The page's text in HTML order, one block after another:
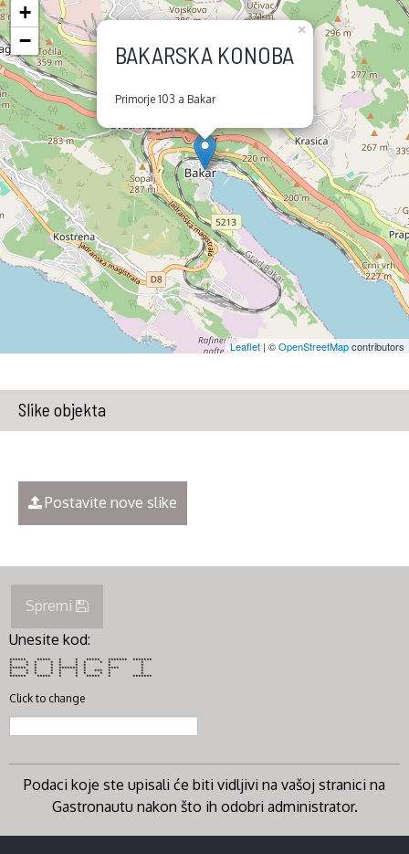
BAKARSKA KONOBA
Primorje 103 a Bakar
×
+
−
Leaflet | ©OpenStreetMapcontributors
Slike objekta
Postavite nove slike
Spremi
Unesite kod:
****** ***** * * ***** ******* *******
* * * * * * * * * *
* * * * * * * * *
****** * * ******* * **** *
* * * * * * * *** * *
* * * * * * * * * *
****** ***** * * ***** * *******
Click to change
Podaci koje ste upisali će biti vidljivi na vašoj stranici na
Gastronautu nakon što ih odobri administrator.